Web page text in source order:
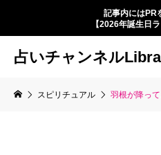
記事内にはPR
【2026年誕生日
占いチャンネル
スピリチュアル 羽根が降っ